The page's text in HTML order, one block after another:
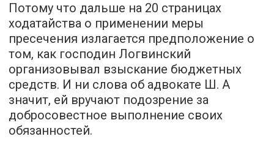
Потому что дальше на 20 страницах
ходатайства о применении меры
пресечения излагается предположение о
том, как господин Логвинский
организовывал взыскание бюджетных
средств. И ни слова об адвокате Ш. А
значит, ей вручают подозрение за
добросовестное выполнение своих
обязанностей.